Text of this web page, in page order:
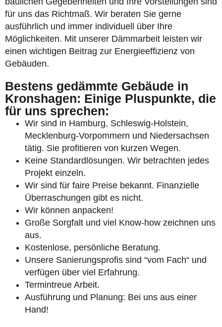
für uns das Richtmaß. Wir beraten Sie gerne
ausführlich und immer individuell über Ihre
Möglichkeiten. Mit unserer Dämmarbeit leisten wir
einen wichtigen Beitrag zur Energieeffizienz von
Gebäuden.
Bestens gedämmte Gebäude in
Kronshagen: Einige Pluspunkte, die
für uns sprechen:
Wir sind in Hamburg, Schleswig-Holstein,
Mecklenburg-Vorpommern und Niedersachsen
tätig. Sie profitieren von kurzen Wegen.
Keine Standardlösungen. Wir betrachten jedes
Projekt einzeln.
Wir sind für faire Preise bekannt. Finanzielle
Überraschungen gibt es nicht.
Wir können anpacken!
Große Sorgfalt und viel Know-how zeichnen uns
aus.
Kostenlose, persönliche Beratung.
Unsere Sanierungsprofis sind “vom Fach“ und
verfügen über viel Erfahrung.
Termintreue Arbeit.
Ausführung und Planung: Bei uns aus einer
Hand!